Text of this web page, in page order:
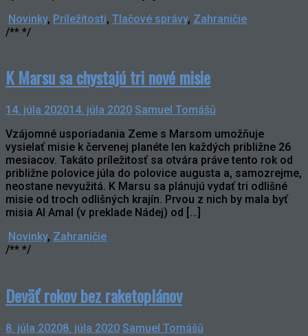
Novinky, Príležitosti, Tlačové správy, Zahraničie
/** */
K Marsu sa chystajú tri nové misie
14. júla 202014. júla 2020 Samuel Tomášů
Vzájomné usporiadania Zeme s Marsom umožňuje
vysielať misie k červenej planéte len každých približne 26
mesiacov. Takáto príležitosť sa otvára práve tento rok od
približne polovice júla do polovice augusta a, samozrejme,
neostane nevyužitá. K Marsu sa plánujú vydať tri odlišné
misie od troch odlišných krajín. Prvou z nich by mala byť
misia Al Amal (v preklade Nádej) od […]
Novinky, Zahraničie
/** */
Deväť rokov bez raketoplánov
8. júla 20208. júla 2020 Samuel Tomášů